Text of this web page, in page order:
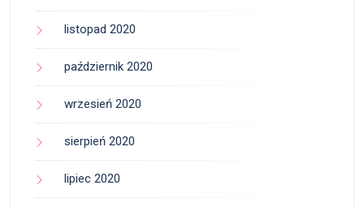
listopad 2020
październik 2020
wrzesień 2020
sierpień 2020
lipiec 2020